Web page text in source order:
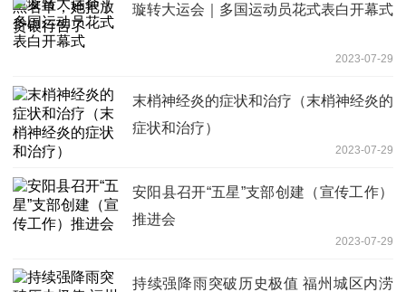
璇转大运会｜多国运动员花式表白开幕式
2023-07-29
末梢神经炎的症状和治疗（末梢神经炎的
症状和治疗）
2023-07-29
安阳县召开“五星”支部创建（宣传工作）
推进会
2023-07-29
持续强降雨突破历史极值 福州城区内涝